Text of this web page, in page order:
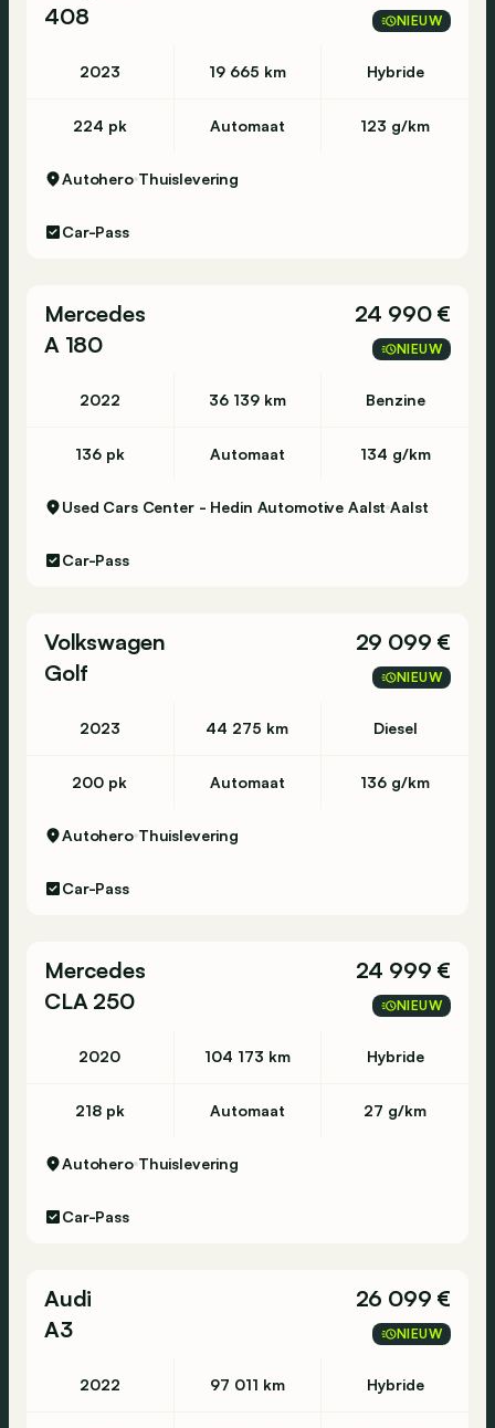
408
NIEUW
2023 19 665 km Hybride
224 pk Automaat 123 g/km
Autohero Thuislevering
Car-Pass
Mercedes
A 180
24 990 €
NIEUW
2022 36 139 km Benzine
136 pk Automaat 134 g/km
Used Cars Center - Hedin Automotive Aalst Aalst
Car-Pass
Volkswagen
Golf
29 099 €
NIEUW
2023 44 275 km Diesel
200 pk Automaat 136 g/km
Autohero Thuislevering
Car-Pass
Mercedes
CLA 250
24 999 €
NIEUW
2020 104 173 km Hybride
218 pk Automaat 27 g/km
Autohero Thuislevering
Car-Pass
Audi
A3
26 099 €
NIEUW
2022 97 011 km Hybride